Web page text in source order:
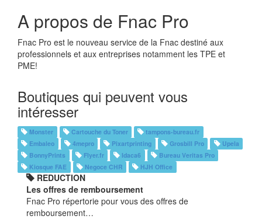
A propos de Fnac Pro
Fnac Pro est le nouveau service de la Fnac destiné aux
professionnels et aux entreprises notamment les TPE et
PME!
Boutiques qui peuvent vous
intéresser
Monster Cartouche du Toner
tampons-bureau.fr
Embaleo
4mepro Pixartprinting Grosbill Pro
Upela
BonnyPrints
Flyer.fr Idaca6
Bureau Veritas Pro
Kiosque FAE
Negoce CHR HJH Office
REDUCTION
Les offres de remboursement
Fnac Pro répertorie pour vous des offres de
remboursement…